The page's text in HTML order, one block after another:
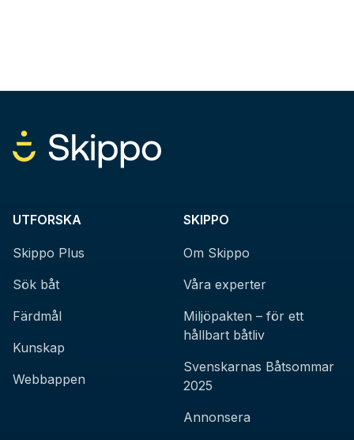
UTFORSKA
Skippo Plus
Sök båt
Färdmål
Kunskap
Webbappen
SKIPPO
Om Skippo
Våra experter
Miljöpakten – för ett
hållbart båtliv
Svenskarnas Båtsommar
2025
Annonsera